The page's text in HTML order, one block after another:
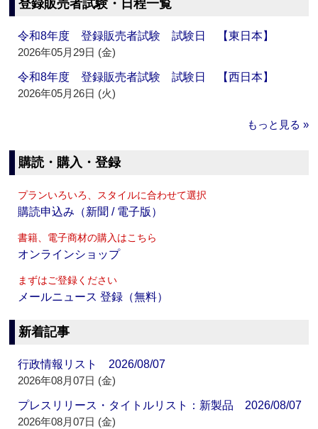
登録販売者試験・日程一覧
令和8年度 登録販売者試験 試験日 【東日本】
2026年05月29日 (金)
令和8年度 登録販売者試験 試験日 【西日本】
2026年05月26日 (火)
もっと見る »
購読・購入・登録
プランいろいろ、スタイルに合わせて選択
購読申込み（新聞 / 電子版）
書籍、電子商材の購入はこちら
オンラインショップ
まずはご登録ください
メールニュース 登録（無料）
新着記事
行政情報リスト 2026/08/07
2026年08月07日 (金)
プレスリリース・タイトルリスト：新製品 2026/08/07
2026年08月07日 (金)